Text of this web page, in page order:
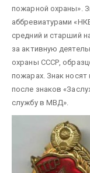
пожарной охраны».
аббревиатурами
средний и старший
за активную
охраны СССР,
пожарах. Знак носят
после знаков
службу в МВД».